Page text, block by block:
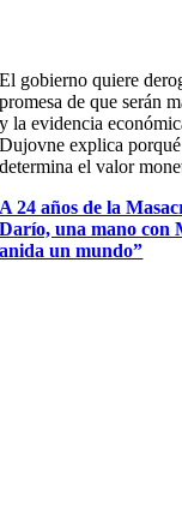
El gobierno quiere
promesa de que serán
y la evidencia
Dujovne explica
determina el valor
A 24 años de la
Darío, una mano con
anida un mundo”